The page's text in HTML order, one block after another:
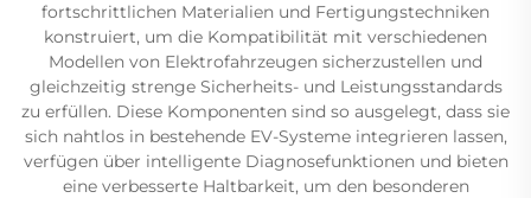
fortschrittlichen Materialien und Fertigungstechniken
konstruiert, um die Kompatibilität mit verschiedenen
Modellen von Elektrofahrzeugen sicherzustellen und
gleichzeitig strenge Sicherheits- und Leistungsstandards
zu erfüllen. Diese Komponenten sind so ausgelegt, dass sie
sich nahtlos in bestehende EV-Systeme integrieren lassen,
verfügen über intelligente Diagnosefunktionen und bieten
eine verbesserte Haltbarkeit, um den besonderen